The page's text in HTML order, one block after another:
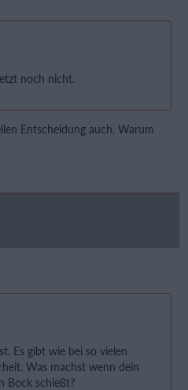
noch nicht.
Entscheidung auch. Warum
Es gibt wie bei so vielen
Was machst wenn dein
Bock schießt?